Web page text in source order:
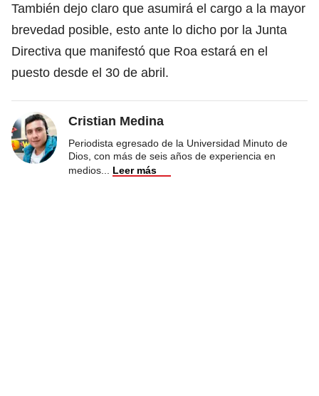
También dejo claro que asumirá el cargo a la mayor
brevedad posible, esto ante lo dicho por la Junta
Directiva que manifestó que Roa estará en el
puesto desde el 30 de abril.
Cristian Medina
Periodista egresado de la Universidad Minuto de
Dios, con más de seis años de experiencia en
medios
Leer más